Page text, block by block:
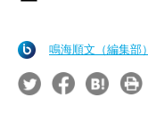
鳴海順文（編集部）